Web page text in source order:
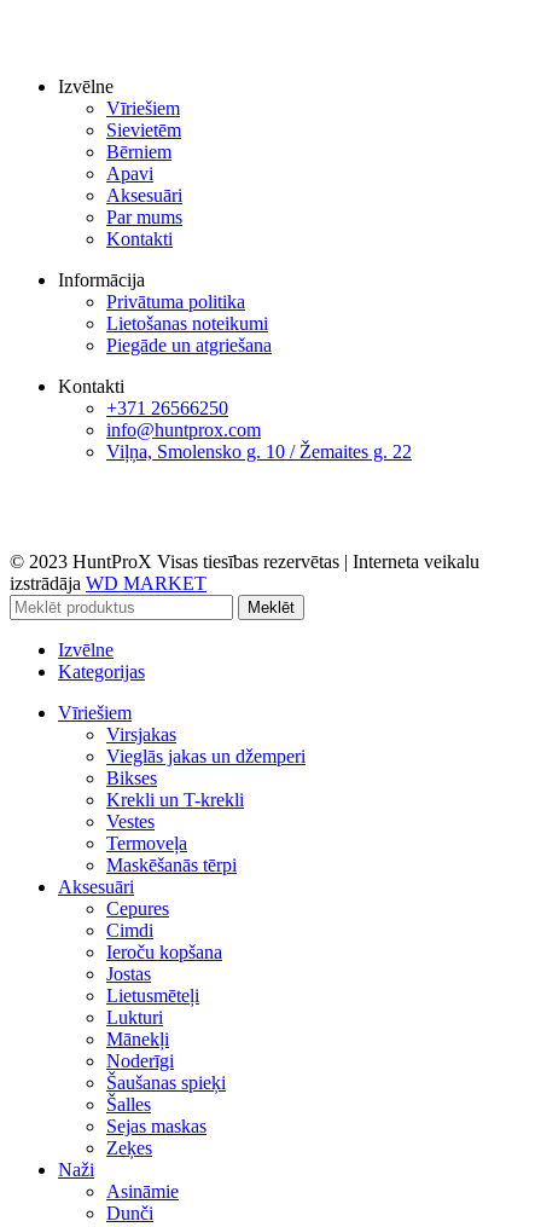
Izvēlne
Vīriešiem
Sievietēm
Bērniem
Apavi
Aksesuāri
Par mums
Kontakti
Informācija
Privātuma politika
Lietošanas noteikumi
Piegāde un atgriešana
Kontakti
+371 26566250
info@huntprox.com
Viļņa, Smolensko g. 10 / Žemaites g. 22
© 2023 HuntProX Visas tiesības rezervētas | Interneta veikalu
izstrādāja WD MARKET
Meklēt
Izvēlne
Kategorijas
Vīriešiem
Virsjakas
Vieglās jakas un džemperi
Bikses
Krekli un T-krekli
Vestes
Termoveļa
Maskēšanās tērpi
Aksesuāri
Cepures
Cimdi
Ieroču kopšana
Jostas
Lietusmēteļi
Lukturi
Mānekļi
Noderīgi
Šaušanas spieķi
Šalles
Sejas maskas
Zeķes
Naži
Asināmie
Dunči